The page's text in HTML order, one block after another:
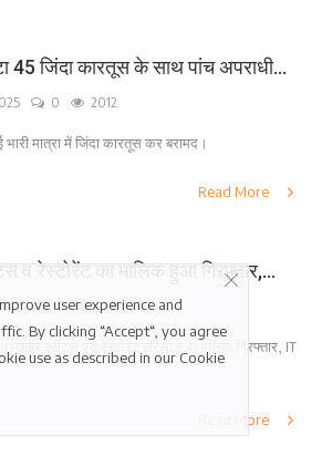
45 जिंदा कारतूस के साथ पांच अपराधी...
0 2012
भारी मात्रा में जिंदा कारतूस कर बरामद।
Read More
व रेस्टोरेंट का मालिक हुआ गिरफ़्तार,...
0 2292
मशहूर स्वीट्स एंड रेस्टोरेंट हरिलाल के मलिक गिरफ्तार, IT
Read More
user experience and
By clicking “Accept“, you agree
use as described in our Cookie